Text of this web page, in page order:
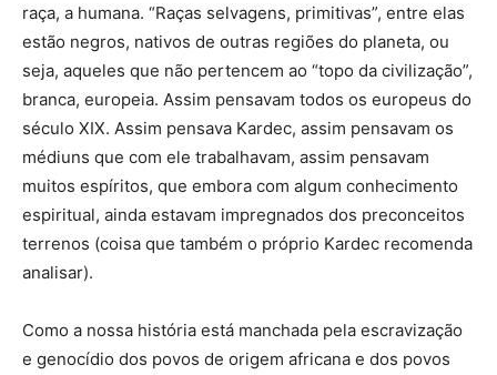
raça, a humana. “Raças selvagens, primitivas”, entre elas
estão negros, nativos de outras regiões do planeta, ou
seja, aqueles que não pertencem ao “topo da civilização”,
branca, europeia. Assim pensavam todos os europeus do
século XIX. Assim pensava Kardec, assim pensavam os
médiuns que com ele trabalhavam, assim pensavam
muitos espíritos, que embora com algum conhecimento
espiritual, ainda estavam impregnados dos preconceitos
terrenos (coisa que também o próprio Kardec recomenda
analisar).
Como a nossa história está manchada pela escravização
e genocídio dos povos de origem africana e dos povos